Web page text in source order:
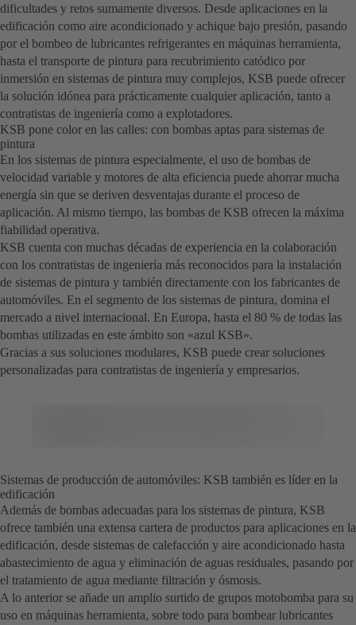
dificultades y retos sumamente diversos. Desde aplicaciones en la
edificación como aire acondicionado y achique bajo presión, pasando
por el bombeo de lubricantes refrigerantes en máquinas herramienta,
hasta el transporte de pintura para recubrimiento catódico por
inmersión en sistemas de pintura muy complejos, KSB puede ofrecer
la solución idónea para prácticamente cualquier aplicación, tanto a
contratistas de ingeniería como a explotadores.
KSB pone color en las calles: con bombas aptas para sistemas de
pintura
En los sistemas de pintura especialmente, el uso de bombas de
velocidad variable y motores de alta eficiencia puede ahorrar mucha
energía sin que se deriven desventajas durante el proceso de
aplicación. Al mismo tiempo, las bombas de KSB ofrecen la máxima
fiabilidad operativa.
KSB cuenta con muchas décadas de experiencia en la colaboración
con los contratistas de ingeniería más reconocidos para la instalación
de sistemas de pintura y también directamente con los fabricantes de
automóviles. En el segmento de los sistemas de pintura, domina el
mercado a nivel internacional. En Europa, hasta el 80 % de todas las
bombas utilizadas en este ámbito son «azul KSB».
Gracias a sus soluciones modulares, KSB puede crear soluciones
personalizadas para contratistas de ingeniería y empresarios.
Sistemas de producción de automóviles: KSB también es líder en la
edificación
Además de bombas adecuadas para los sistemas de pintura, KSB
ofrece también una extensa cartera de productos para aplicaciones en la
edificación, desde sistemas de calefacción y aire acondicionado hasta
abastecimiento de agua y eliminación de aguas residuales, pasando por
el tratamiento de agua mediante filtración y ósmosis.
A lo anterior se añade un amplio surtido de grupos motobomba para su
uso en máquinas herramienta, sobre todo para bombear lubricantes